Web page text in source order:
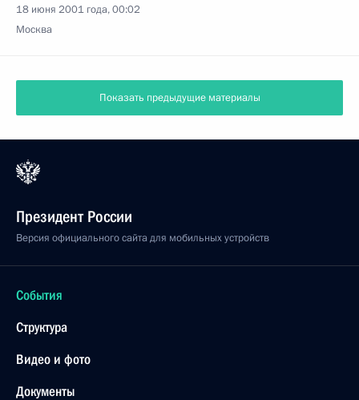
18 июня 2001 года, 00:02
Москва
Показать предыдущие материалы
Президент России
Версия официального сайта для мобильных устройств
События
Структура
Видео и фото
Документы